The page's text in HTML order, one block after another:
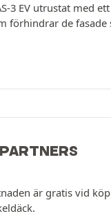
EV utrustat med
de
är gratis vid